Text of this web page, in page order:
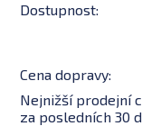
Dostupnost:
Cena dopravy:
Nejnižší prodejní
za posledních 30